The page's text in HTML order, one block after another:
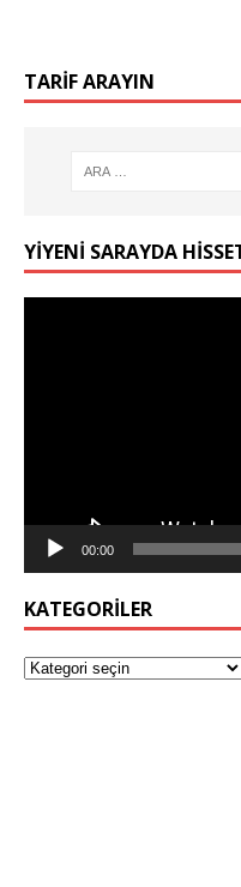
TARIF ARAYIN
YIYENI SARAYDA
00:00
KATEGORILER